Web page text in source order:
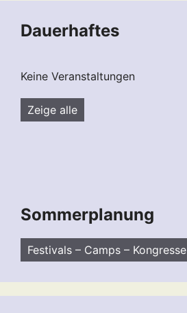
Dauerhaftes
Keine Veranstaltungen
Zeige alle
Sommerplanung
Festivals – Camps –